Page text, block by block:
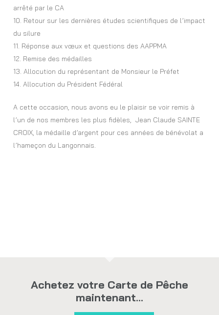
arrêté par le CA
10. Retour sur les dernières études scientifiques de l’impact
du silure
11. Réponse aux vœux et questions des AAPPMA
12. Remise des médailles
13. Allocution du représentant de Monsieur le Préfet
14. Allocution du Président Fédéral
A cette occasion, nous avons eu le plaisir se voir remis à
l’un de nos membres les plus fidèles, Jean Claude SAINTE
CROIX, la médaille d’argent pour ces années de bénévolat a
l’hameçon du Langonnais.
Achetez votre Carte de Pêche
maintenant...